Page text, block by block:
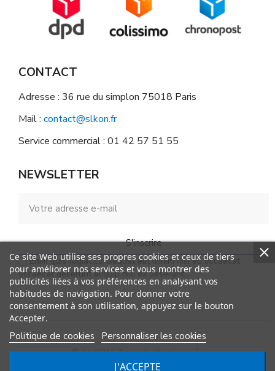
Ce site Web utilise ses propres cookies et ceux de tiers
pour améliorer nos services et vous montrer des
publicités liées à vos préférences en analysant vos
habitudes de navigation. Pour donner votre
consentement à son utilisation, appuyez sur le bouton
Accepter.
Politique de cookies Personnaliser les cookies
J'ACCEPTE
CONTACT
Adresse : 36 rue du simplon 75018 Paris
Mail : contact@slkon.fr
Service commercial : 01 42 57 51 55
NEWSLETTER
S'inscrire
Enim quis fugiat consequat elit minim nisi eu occaecat
occaecat deserunt aliquip nisi ex deserunt.
© SLKON. Tous droits réservés